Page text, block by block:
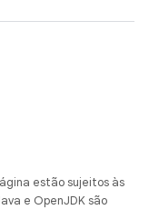
estão sujeitos às
e OpenJDK são